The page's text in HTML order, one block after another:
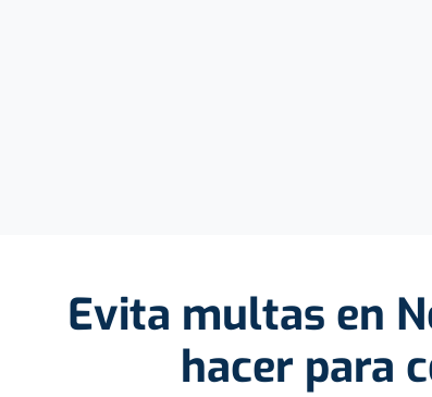
Evita multas en
hacer para